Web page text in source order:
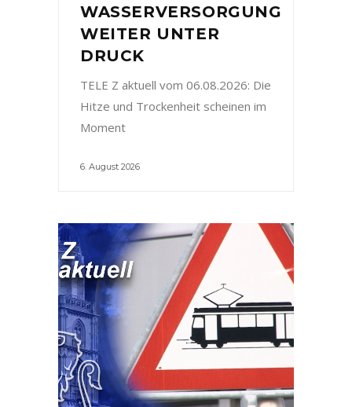
WASSERVERSORGUNG
WEITER UNTER
DRUCK
TELE Z aktuell vom 06.08.2026: Die
Hitze und Trockenheit scheinen im
Moment
6. August 2026